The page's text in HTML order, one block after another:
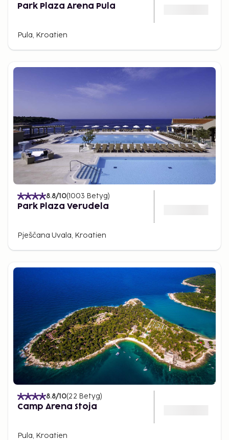
Park Plaza Arena Pula
Pula, Kroatien
8.8/10(1003 Betyg)
Park Plaza Verudela
Pješčana Uvala, Kroatien
8.8/10(22 Betyg)
Camp Arena Stoja
Pula, Kroatien